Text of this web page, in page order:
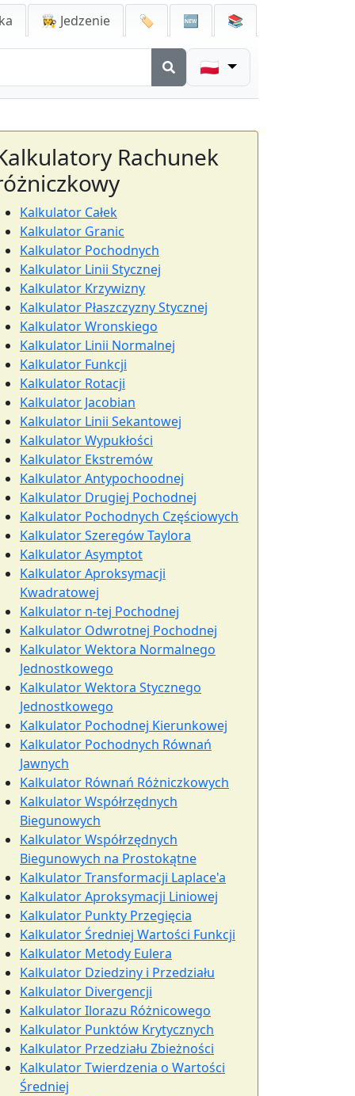
👩‍🍳 Jedzenie 🏷️ 🆕 📚
🇵🇱
Rachunek
Kalkulator Całek
Kalkulator Granic
Kalkulator Pochodnych
Kalkulator Linii Stycznej
Kalkulator Krzywizny
Kalkulator Płaszczyzny Stycznej
Kalkulator Wronskiego
Kalkulator Linii Normalnej
Kalkulator Funkcji
Kalkulator Rotacji
Kalkulator Jacobian
Kalkulator Linii Sekantowej
Kalkulator Wypukłości
Kalkulator Ekstremów
Kalkulator Antypochoodnej
Kalkulator Drugiej Pochodnej
Kalkulator Pochodnych Częściowych
Kalkulator Szeregów Taylora
Kalkulator Asymptot
Kalkulator Aproksymacji
Kwadratowej
Kalkulator n-tej Pochodnej
Kalkulator Odwrotnej Pochodnej
Kalkulator Wektora Normalnego
Jednostkowego
Kalkulator Wektora Stycznego
Jednostkowego
Kalkulator Pochodnej Kierunkowej
Kalkulator Pochodnych Równań
Jawnych
Kalkulator Równań Różniczkowych
Kalkulator Współrzędnych
Biegunowych
Kalkulator Współrzędnych
Biegunowych na Prostokątne
Kalkulator Transformacji Laplace'a
Kalkulator Aproksymacji Liniowej
Kalkulator Punkty Przegięcia
Kalkulator Średniej Wartości Funkcji
Kalkulator Metody Eulera
Kalkulator Dziedziny i Przedziału
Kalkulator Divergencji
Kalkulator Ilorazu Różnicowego
Kalkulator Punktów Krytycznych
Kalkulator Przedziału Zbieżności
Kalkulator Twierdzenia o Wartości
Średniej